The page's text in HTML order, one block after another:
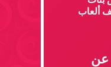
ألعاب
عن